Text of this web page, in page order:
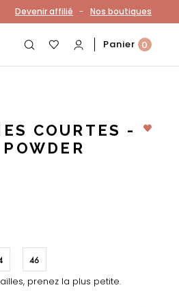
Devenir affilié - Nos boutiques
Panier 0
COURTES -
46
prenez la plus petite.